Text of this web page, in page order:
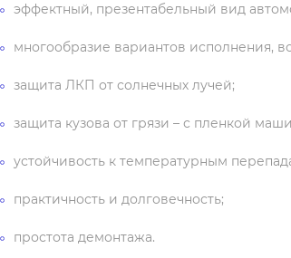
эффектный, презентабельный вид
многообразие вариантов исполнения,
защита ЛКП от солнечных лучей;
защита кузова от грязи – с пленкой
устойчивость к температурным
практичность и долговечность;
простота демонтажа.